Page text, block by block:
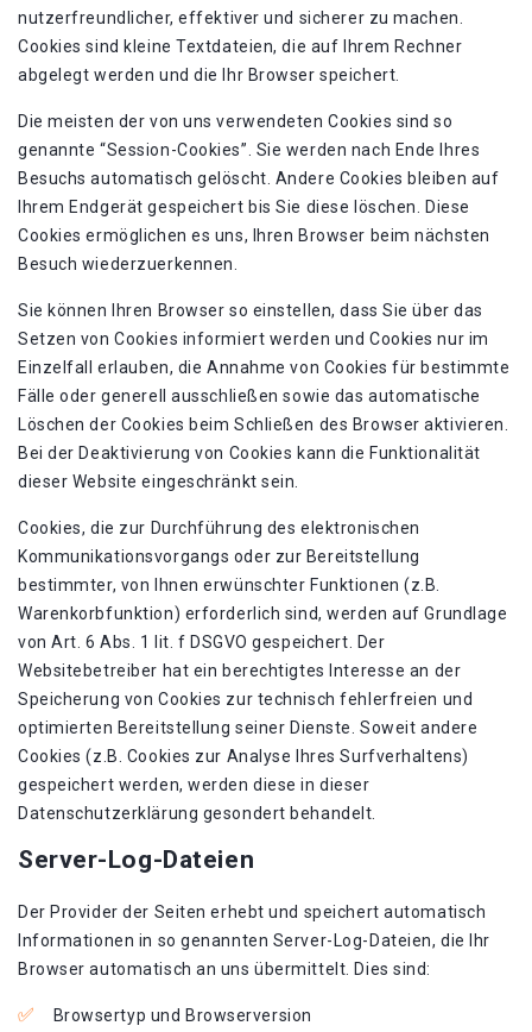
nutzerfreundlicher, effektiver und sicherer zu machen.
Cookies sind kleine Textdateien, die auf Ihrem Rechner
abgelegt werden und die Ihr Browser speichert.
Die meisten der von uns verwendeten Cookies sind so
genannte “Session-Cookies”. Sie werden nach Ende Ihres
Besuchs automatisch gelöscht. Andere Cookies bleiben auf
Ihrem Endgerät gespeichert bis Sie diese löschen. Diese
Cookies ermöglichen es uns, Ihren Browser beim nächsten
Besuch wiederzuerkennen.
Sie können Ihren Browser so einstellen, dass Sie über das
Setzen von Cookies informiert werden und Cookies nur im
Einzelfall erlauben, die Annahme von Cookies für bestimmte
Fälle oder generell ausschließen sowie das automatische
Löschen der Cookies beim Schließen des Browser aktivieren.
Bei der Deaktivierung von Cookies kann die Funktionalität
dieser Website eingeschränkt sein.
Cookies, die zur Durchführung des elektronischen
Kommunikationsvorgangs oder zur Bereitstellung
bestimmter, von Ihnen erwünschter Funktionen (z.B.
Warenkorbfunktion) erforderlich sind, werden auf Grundlage
von Art. 6 Abs. 1 lit. f DSGVO gespeichert. Der
Websitebetreiber hat ein berechtigtes Interesse an der
Speicherung von Cookies zur technisch fehlerfreien und
optimierten Bereitstellung seiner Dienste. Soweit andere
Cookies (z.B. Cookies zur Analyse Ihres Surfverhaltens)
gespeichert werden, werden diese in dieser
Datenschutzerklärung gesondert behandelt.
Server-Log-Dateien
Der Provider der Seiten erhebt und speichert automatisch
Informationen in so genannten Server-Log-Dateien, die Ihr
Browser automatisch an uns übermittelt. Dies sind:
Browsertyp und Browserversion